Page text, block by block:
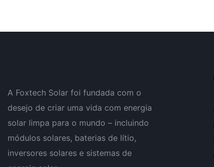
A Foxtech Solar foi fundada com o
desejo de criar uma vida com energia
solar limpa para o mundo – incluindo
módulos solares, baterias de lítio,
inversores solares e sistemas de